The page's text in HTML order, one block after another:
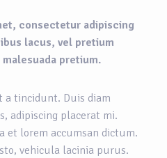
consectetur adipiscing
lacus, vel pretium
pretium.
a tincidunt. Duis diam
adipiscing placerat mi.
et lorem accumsan dictum.
vehicula lacinia purus.